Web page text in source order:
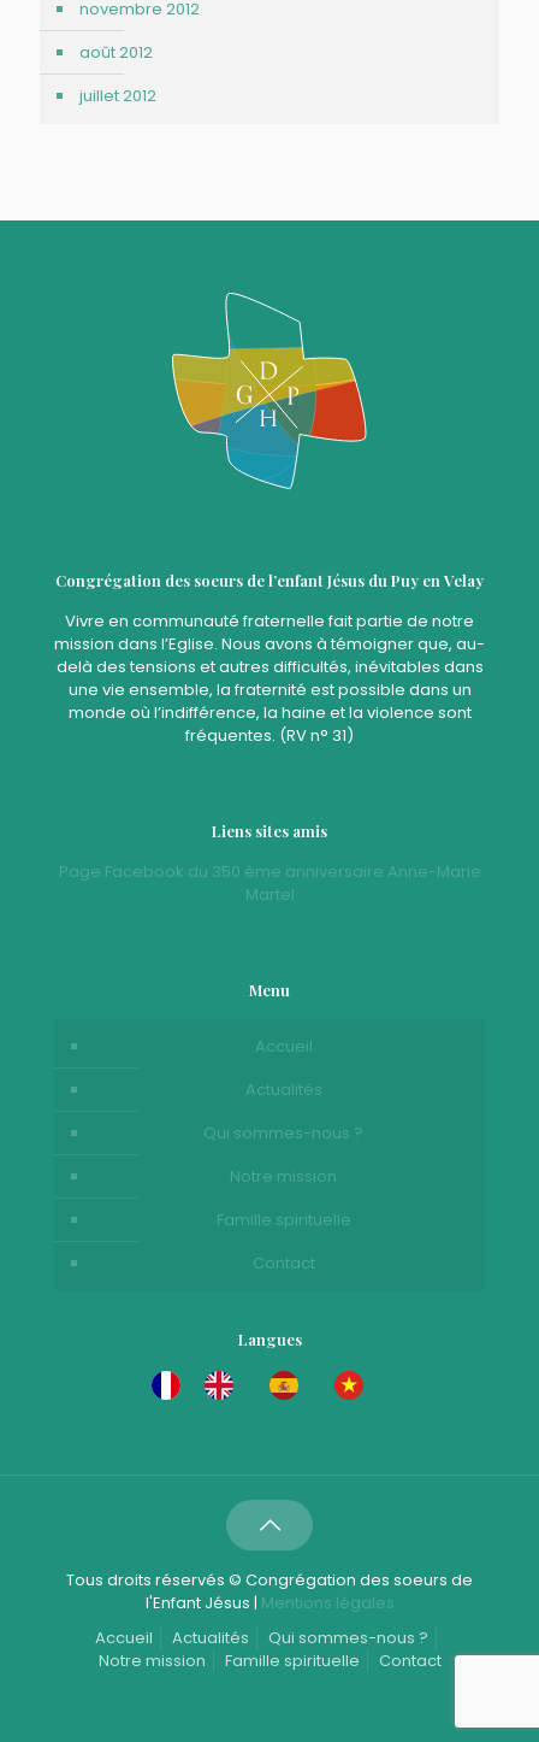
novembre 2012
août 2012
juillet 2012
Congrégation des soeurs de l’enfant Jésus du Puy en Velay
Vivre en communauté fraternelle fait partie de notre
mission dans l’Eglise. Nous avons à témoigner que, au-
delà des tensions et autres difficultés, inévitables dans
une vie ensemble, la fraternité est possible dans un
monde où l’indifférence, la haine et la violence sont
fréquentes. (RV n° 31)
Liens sites amis
Page Facebook du 350 ème anniversaire Anne-Marie
Martel
Menu
Accueil
Actualités
Qui sommes-nous ?
Notre mission
Famille spirituelle
Contact
Langues
Tous droits réservés © Congrégation des soeurs de
l'Enfant Jésus | Mentions légales
Accueil
Actualités
Qui sommes-nous ?
Notre mission
Famille spirituelle Contact